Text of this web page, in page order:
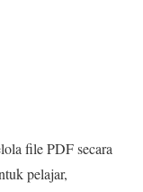
file PDF secara
pelajar,